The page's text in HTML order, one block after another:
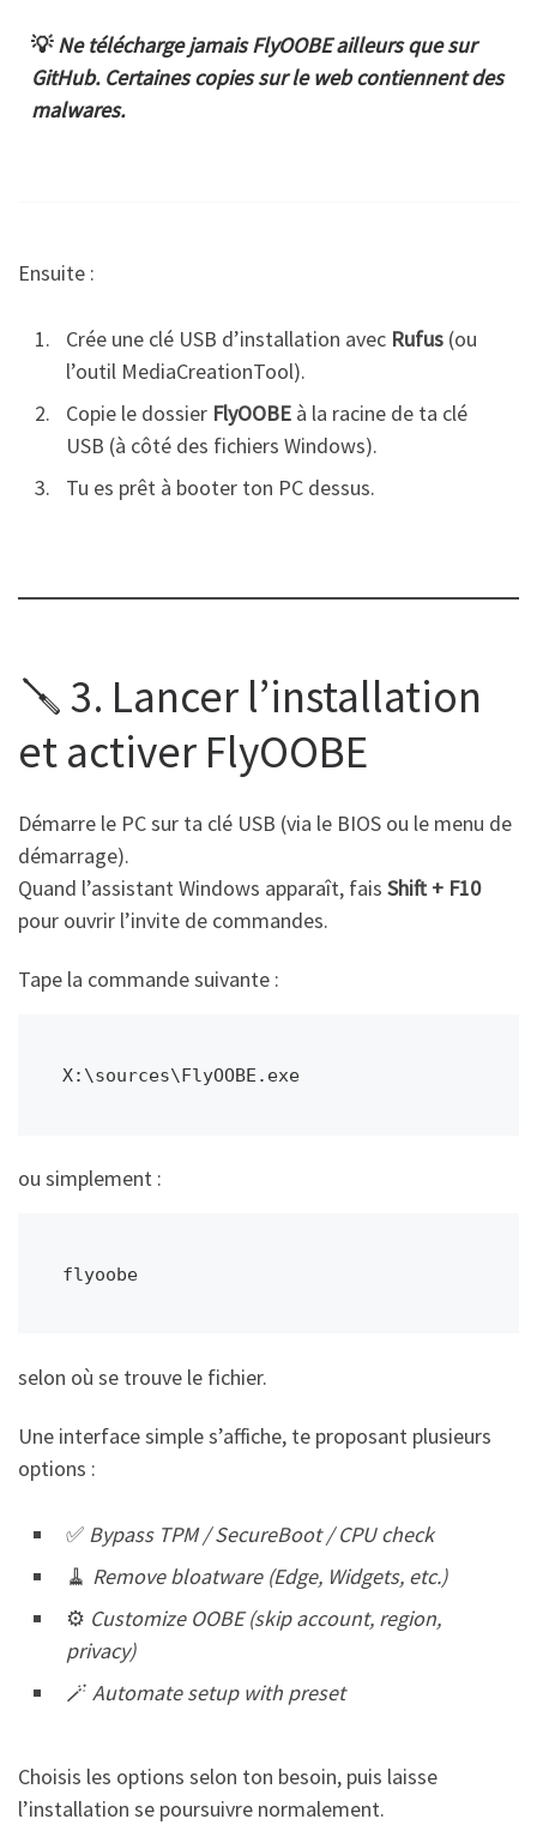
💡Ne télécharge jamais FlyOOBE ailleurs que sur
GitHub. Certaines copies sur le web contiennent des
malwares.
Ensuite :
Crée une clé USB d’installation avec Rufus (ou
l’outil MediaCreationTool).
Copie le dossier FlyOOBE à la racine de ta clé
USB (à côté des fichiers Windows).
Tu es prêt à booter ton PC dessus.
🪛 3. Lancer l’installation
et activer FlyOOBE
Démarre le PC sur ta clé USB (via le BIOS ou le menu de
démarrage).
Quand l’assistant Windows apparaît, fais Shift + F10
pour ouvrir l’invite de commandes.
Tape la commande suivante :
X:\sources\FlyOOBE.exe
ou simplement :
flyoobe
selon où se trouve le fichier.
Une interface simple s’affiche, te proposant plusieurs
options :
✅ Bypass TPM / SecureBoot / CPU check
🧹 Remove bloatware (Edge, Widgets, etc.)
⚙️ Customize OOBE (skip account, region,
privacy)
🪄 Automate setup with preset
Choisis les options selon ton besoin, puis laisse
l’installation se poursuivre normalement.